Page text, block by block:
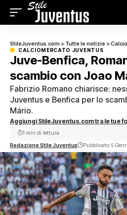
StileJuventus.com > Tutte le notizie >
CALCIOMERCATO JUVENTUS
Juve-Benfica,
scambio con Joao
Fabrizio Romano chiarisce:
Juventus e Benfica per lo
Mário.
Aggiungi StileJuventus.com tra le tue
Redazione Stile Juventus Pubblicato 5
1 min di lettura